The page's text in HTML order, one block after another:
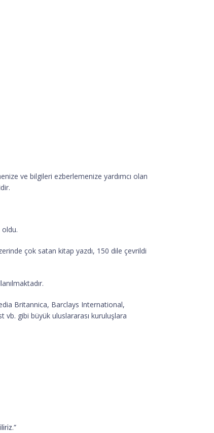
ve bilgileri ezberlemenize yardımcı olan
çok satan kitap yazdı, 150 dile çevrildi
Britannica, Barclays International,
gibi büyük uluslararası kuruluşlara